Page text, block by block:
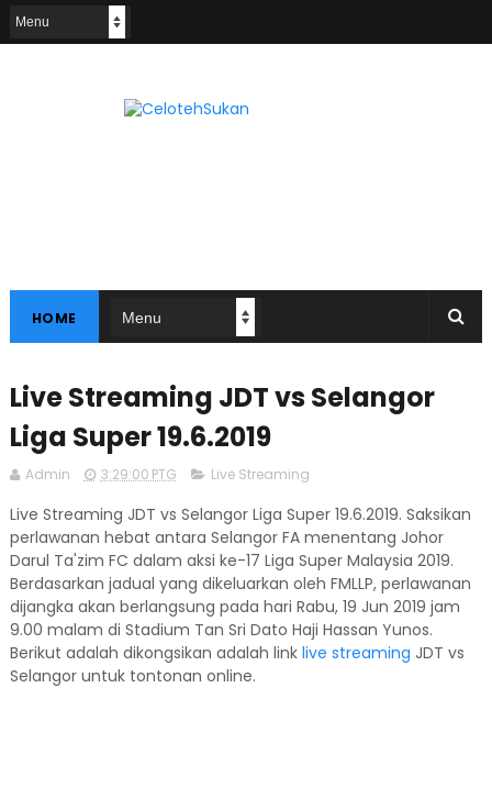
HOME
Live Streaming JDT vs Selangor
Liga Super 19.6.2019
Admin 3:29:00 PTG Live Streaming
Live Streaming JDT vs Selangor Liga Super 19.6.2019. Saksikan
perlawanan hebat antara Selangor FA menentang Johor
Darul Ta'zim FC dalam aksi ke-17 Liga Super Malaysia 2019.
Berdasarkan jadual yang dikeluarkan oleh FMLLP, perlawanan
dijangka akan berlangsung pada hari Rabu, 19 Jun 2019 jam
9.00 malam di Stadium Tan Sri Dato Haji Hassan Yunos.
Berikut adalah dikongsikan adalah link live streaming JDT vs
Selangor untuk tontonan online.